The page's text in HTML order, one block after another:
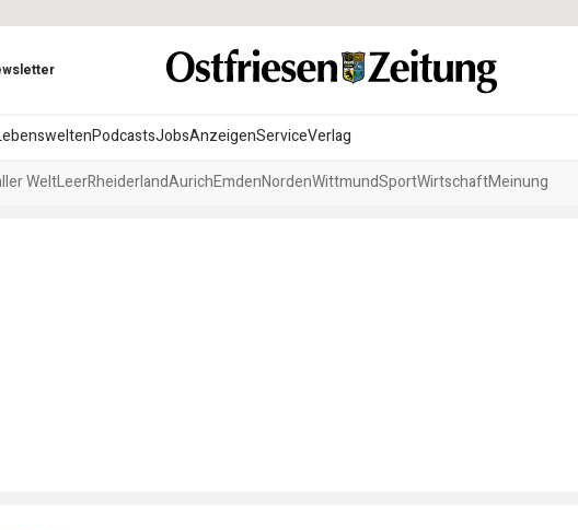
PodcastsJobsAnzeigenServiceVerlag
WeltLeerRheiderlandAurichEmdenNordenWittmundSportWirtschaftMeinung